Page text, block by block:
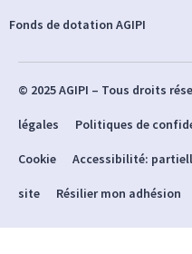
Fonds de dotation AGIPI
© 2025 AGIPI – Tous droits
légales Politiques de
Cookie Accessibilité:
site Résilier mon adhésion